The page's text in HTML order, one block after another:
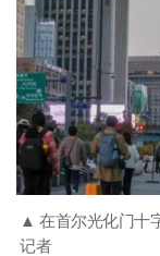
▲ 在首尔光化门十
记者